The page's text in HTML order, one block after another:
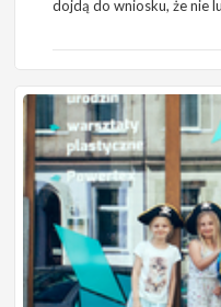
dojdą do wniosku, że nie